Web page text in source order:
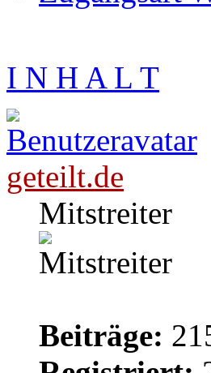
I N H A L T
geteilt.de
Mitstreiter
Beiträge: